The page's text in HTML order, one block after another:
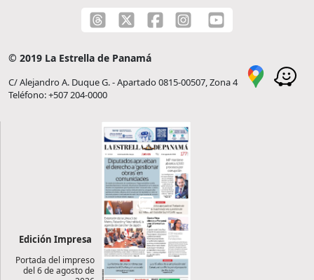
© 2019 La Estrella de Panamá
C/ Alejandro A. Duque G. - Apartado 0815-00507, Zona 4
Teléfono: +507 204-0000
Edición Impresa
Portada del impreso
del 6 de agosto de